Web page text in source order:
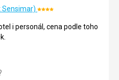
Sensimar)Hodnotenie:
4/5
i personál, cena podle toho
i personál, cena podle toho